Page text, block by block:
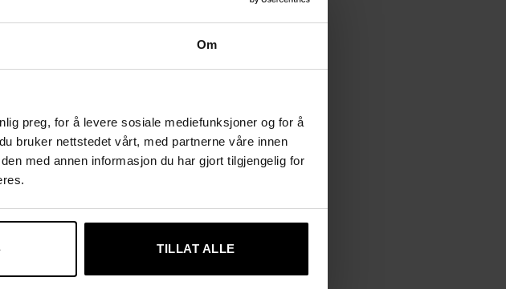
Om
preg, for å levere sosiale mediefunksjoner og for å
bruker nettstedet vårt, med partnerne våre innen
med annen informasjon du har gjort tilgjengelig for
TILLAT ALLE